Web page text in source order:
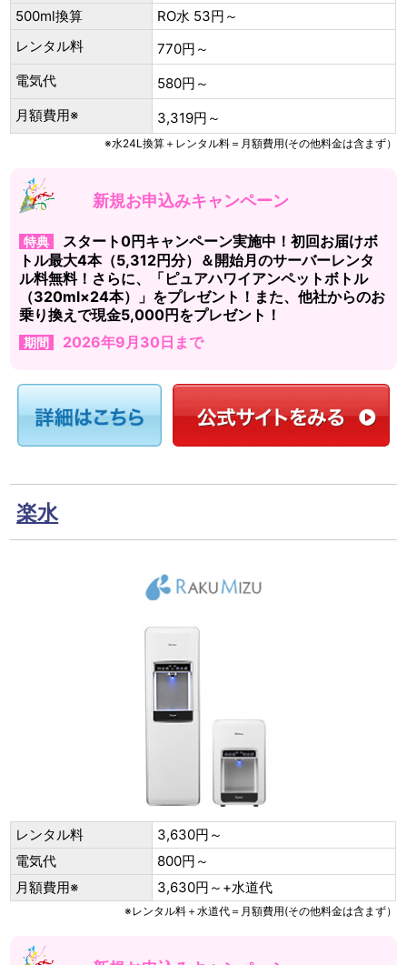
500ml換算
RO水 53円～
レンタル料
770円～
電気代
580円～
月額費用※
3,319円～
※水24L換算＋レンタル料＝月額費用(その他料金は含まず）
新規お申込みキャンペーン
特典
スタート0円キャンペーン実施中！初回お届けボ
トル最大4本（5,312円分）＆開始月のサーバーレンタ
ル料無料！さらに、「ピュアハワイアンペットボトル
（320ml×24本）」をプレゼント！また、他社からのお
乗り換えで現金5,000円をプレゼント！
期間 2026年9月30日まで
楽水
レンタル料
3,630円～
電気代
800円～
月額費用※
3,630円～+水道代
※レンタル料＋水道代＝月額費用(その他料金は含まず）